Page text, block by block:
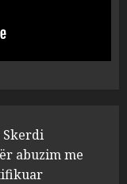
për
publike dhe
nis
për Koço
Skerdi
abuzim me